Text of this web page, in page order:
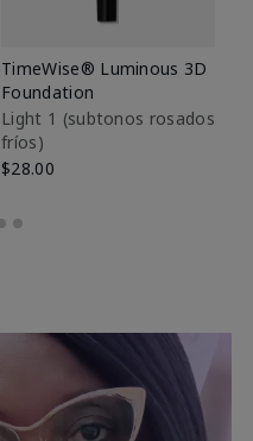
TimeWise® Luminous 3D
Foundation
Light 1​ (subtonos rosados
fríos)
$28.00